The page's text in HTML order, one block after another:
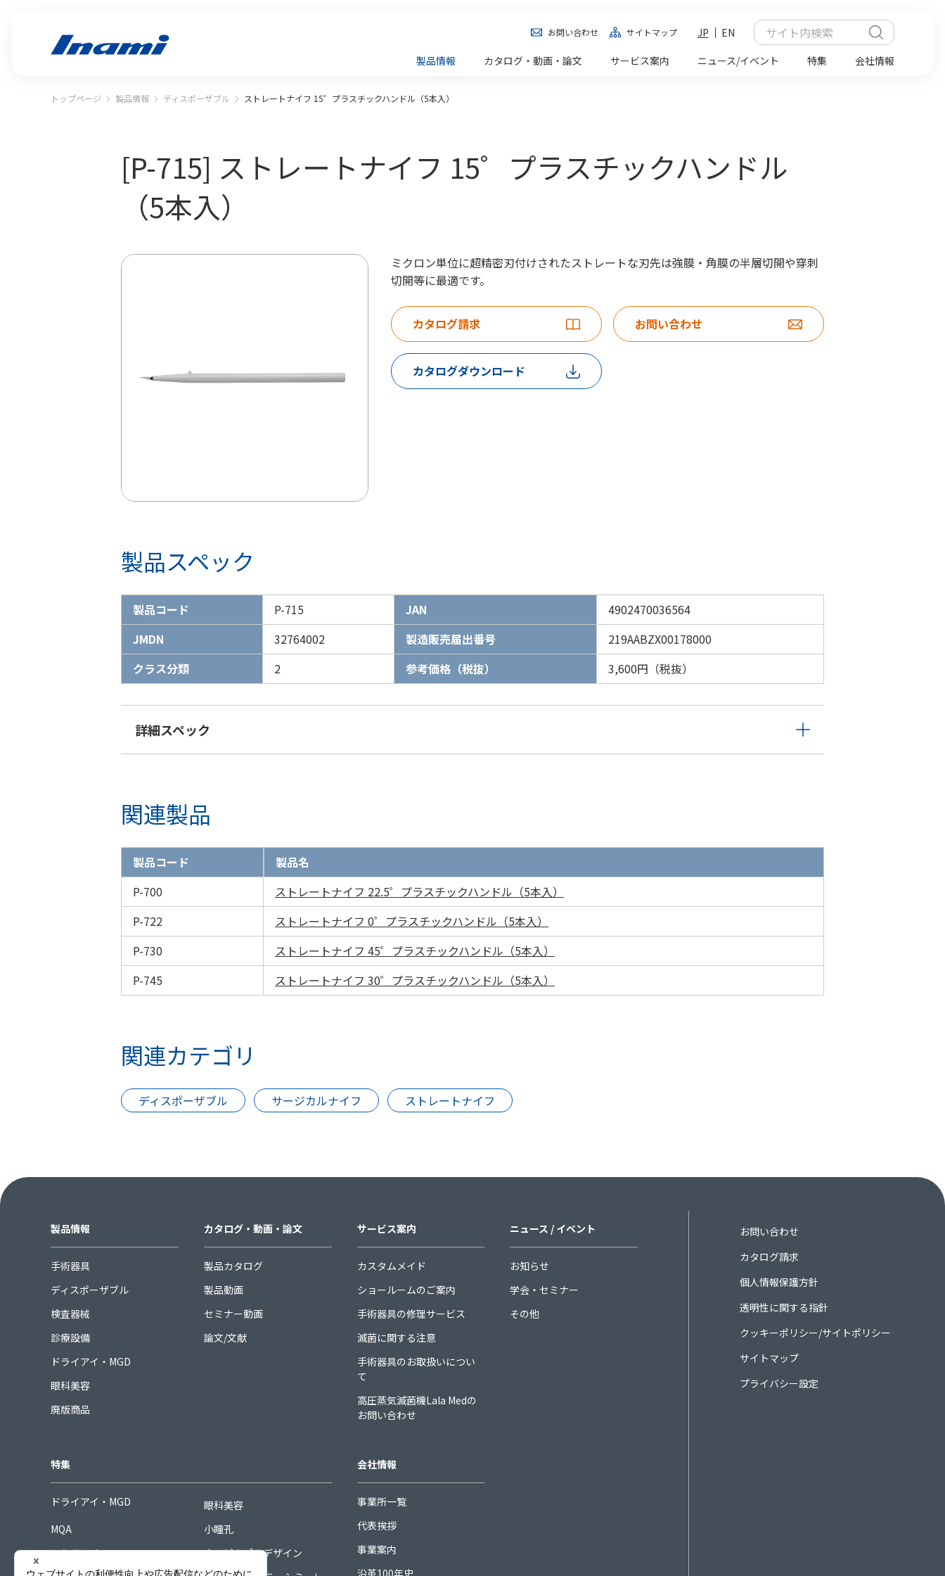
お問い合わせ サイトマップ JP
EN
製品情報
カタログ・動画・論文 サービス案内 ニュース/イベント 特集 会社情報
トップページ 製品情報 ディスポーザブル ストレートナイフ 15゜プラスチックハンドル（5本入）
[P-715] ストレートナイフ 15゜プラスチックハンドル
（5本入）
ミクロン単位に超精密刃付けされたストレートな刃先は強膜・角膜の半層切開や穿刺
切開等に最適です。
カタログ請求 お問い合わせ
カタログダウンロード
製品スペック
製品コード P-715 JAN
4902470036564
JMDN
32764002 製造販売届出番号
219AABZX00178000
クラス分類
2 参考価格（税抜） 3,600円（税抜）
詳細スペック
関連製品
製品コード
製品名
P-700
ストレートナイフ 22.5゜プラスチックハンドル（5本入）
P-722
ストレートナイフ 0゜プラスチックハンドル（5本入）
P-730
ストレートナイフ 45゜プラスチックハンドル（5本入）
P-745
ストレートナイフ 30゜プラスチックハンドル（5本入）
関連カテゴリ
ディスポーザブル サージカルナイフ ストレートナイフ
製品情報
手術器具
ディスポーザブル
検査器械
診療設備
ドライアイ・MGD
眼科美容
廃版商品
カタログ・動画・論文
製品カタログ
製品動画
セミナー動画
論文/文献
サービス案内
カスタムメイド
ショールームのご案内
手術器具の修理サービス
滅菌に関する注意
手術器具のお取扱いについ
て
高圧蒸気滅菌機Lala Medの
お問い合わせ
ニュース / イベント
お知らせ
学会・セミナー
その他
特集
ドライアイ・MGD
眼科美容
MQA
小瞳孔
シミルアイ
ホスピタブルデザイン
会社情報
事業所一覧
代表挨拶
事業案内
沿革100年史
お問い合わせ
カタログ請求
個人情報保護方針
透明性に関する指針
クッキーポリシー/サイトポリシー
サイトマップ
プライバシー設定